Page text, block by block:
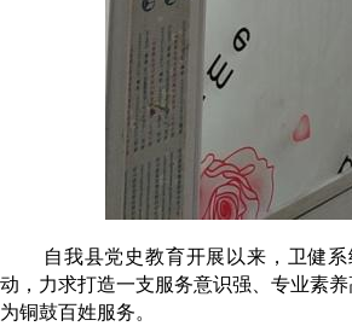
自我县党史教育开展以来，卫健
动，力求打造一支服务意识强、专业素
为铜鼓百姓服务。